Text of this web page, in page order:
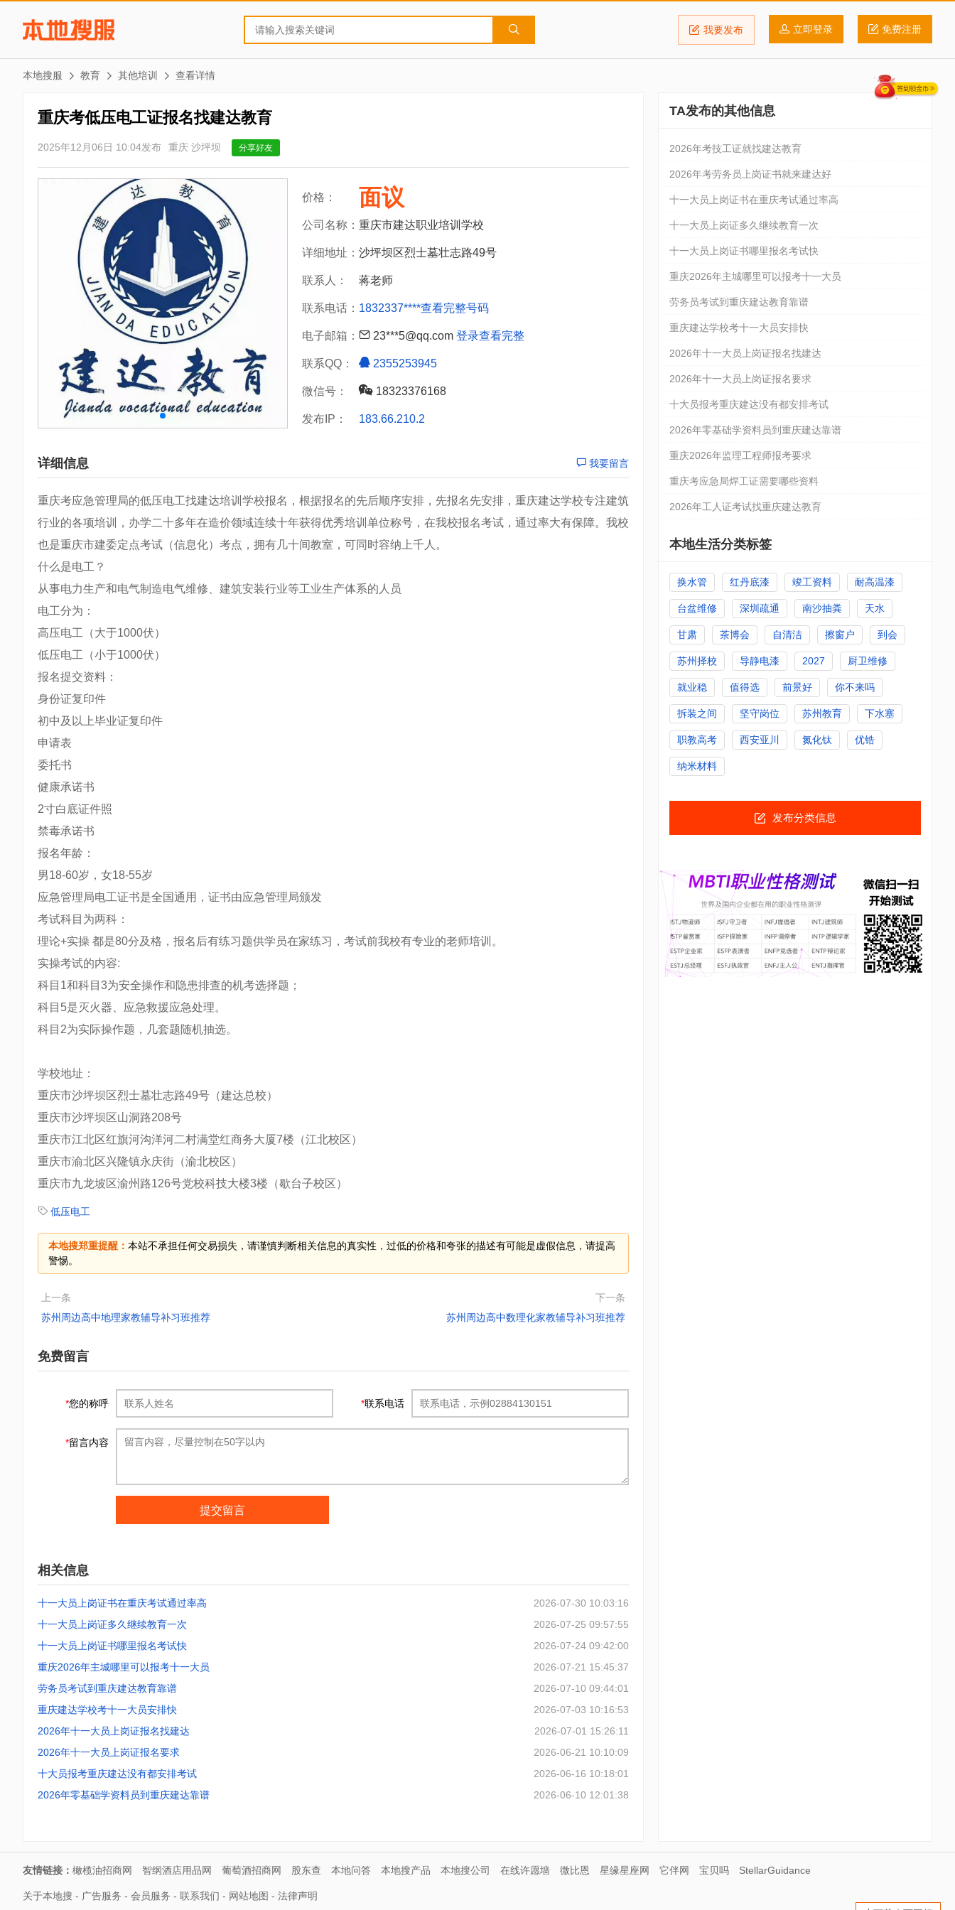
我要发布 立即登录 免费注册
本地搜服 教育 其他培训 查看详情
重庆考低压电工证报名找建达教育
2025年12月06日 10:04发布 重庆 沙坪坝 分享好友
价格： 面议
公司名称： 重庆市建达职业培训学校
详细地址： 沙坪坝区烈士墓壮志路49号
联系人： 蒋老师
联系电话： 1832337****查看完整号码
电子邮箱： 23***5@qq.com 登录查看完整
联系QQ： 2355253945
微信号： 18323376168
发布IP： 183.66.210.2
详细信息 我要留言
重庆考应急管理局的低压电工找建达培训学校报名，根据报名的先后顺序安排，先报名先安排，重庆建达学校专注建筑
行业的各项培训，办学二十多年在造价领域连续十年获得优秀培训单位称号，在我校报名考试，通过率大有保障。我校
也是重庆市建委定点考试（信息化）考点，拥有几十间教室，可同时容纳上千人。
​什么是电工？
从事电力生产和电气制造电气维修、建筑安装行业等工业生产体系的人员
电工分为：
高压电工（大于1000伏）
低压电工（小于1000伏）
报名提交资料：
身份证复印件
初中及以上毕业证复印件
申请表
委托书
健康承诺书
2寸白底证件照
禁毒承诺书
报名年龄：
男18-60岁，女18-55岁
应急管理局电工证书是全国通用，证书由应急管理局颁发
考试科目为两科：
理论+实操 都是80分及格，报名后有练习题供学员在家练习，考试前我校有专业的老师培训。
实操考试的内容:
科目1和科目3为安全操作和隐患排查的机考选择题；
科目5是灭火器、应急救援应急处理。
科目2为实际操作题，几套题随机抽选。
学校地址：
重庆市沙坪坝区烈士墓壮志路49号（建达总校）
重庆市沙坪坝区山洞路208号
重庆市江北区红旗河沟洋河二村满堂红商务大厦7楼（江北校区）
重庆市渝北区兴隆镇永庆街（渝北校区）
重庆市九龙坡区渝州路126号党校科技大楼3楼（歇台子校区）
低压电工
本地搜郑重提醒： 本站不承担任何交易损失，请谨慎判断相关信息的真实性，过低的价格和夸张的描述有可能是虚假信息，请提高
警惕。
上一条
苏州周边高中地理家教辅导补习班推荐
下一条
苏州周边高中数理化家教辅导补习班推荐
免费留言
*您的称呼 *联系电话
*留言内容
提交留言
相关信息
十一大员上岗证书在重庆考试通过率高
2026-07-30 10:03:16
十一大员上岗证多久继续教育一次
2026-07-25 09:57:55
十一大员上岗证书哪里报名考试快
2026-07-24 09:42:00
重庆2026年主城哪里可以报考十一大员
2026-07-21 15:45:37
劳务员考试到重庆建达教育靠谱
2026-07-10 09:44:01
重庆建达学校考十一大员安排快
2026-07-03 10:16:53
2026年十一大员上岗证报名找建达
2026-07-01 15:26:11
2026年十一大员上岗证报名要求
2026-06-21 10:10:09
十大员报考重庆建达没有都安排考试
2026-06-16 10:18:01
2026年零基础学资料员到重庆建达靠谱
2026-06-10 12:01:38
TA发布的其他信息
2026年考技工证就找建达教育
2026年考劳务员上岗证书就来建达好
十一大员上岗证书在重庆考试通过率高
十一大员上岗证多久继续教育一次
十一大员上岗证书哪里报名考试快
重庆2026年主城哪里可以报考十一大员
劳务员考试到重庆建达教育靠谱
重庆建达学校考十一大员安排快
2026年十一大员上岗证报名找建达
2026年十一大员上岗证报名要求
十大员报考重庆建达没有都安排考试
2026年零基础学资料员到重庆建达靠谱
重庆2026年监理工程师报考要求
重庆考应急局焊工证需要哪些资料
2026年工人证考试找重庆建达教育
本地生活分类标签
换水管 红丹底漆 竣工资料 耐高温漆
台盆维修 深圳疏通 南沙抽粪 天水
甘肃 茶博会 自清洁 擦窗户 到会
苏州择校 导静电漆 2027 厨卫维修
就业稳 值得选 前景好 你不来吗
拆装之间 坚守岗位 苏州教育 下水塞
职教高考 西安亚川 氮化钛 优锆
纳米材料
发布分类信息
友情链接： 橄榄油招商网 智纲酒店用品网 葡萄酒招商网 股东查 本地问答 本地搜产品 本地搜公司 在线许愿墙 微比恩 星缘星座网 它伴网 宝贝吗 StellarGuidance
关于本地搜 - 广告服务 - 会员服务 - 联系我们 - 网站地图 - 法律声明